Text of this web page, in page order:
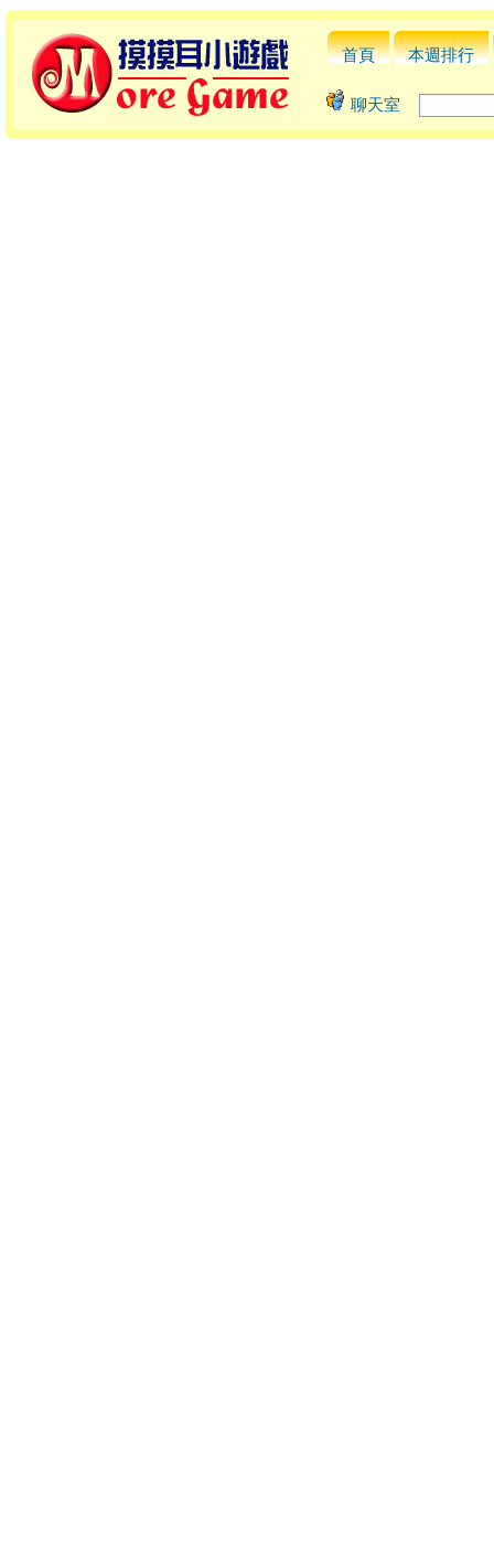
首頁 本週排行
聊天室